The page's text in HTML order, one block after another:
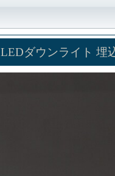
LEDダウンライト 埋